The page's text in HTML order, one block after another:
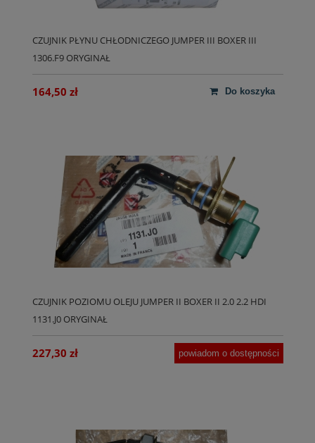
CZUJNIK PŁYNU CHŁODNICZEGO JUMPER III BOXER III
1306.F9 ORYGINAŁ
164,50 zł do koszyka
CZUJNIK POZIOMU OLEJU JUMPER II BOXER II 2.0 2.2 HDI
1131.J0 ORYGINAŁ
227,30 zł powiadom o dostępności